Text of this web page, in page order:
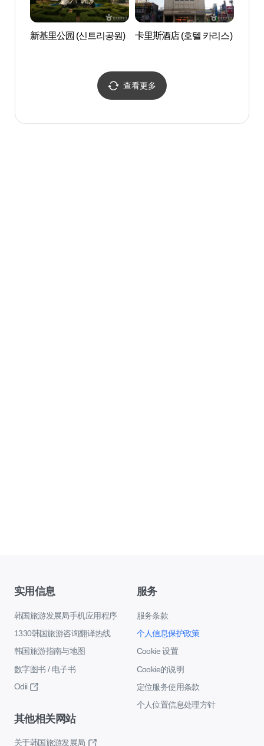
新基里公园 (신트리공원) 卡里斯酒店 (호텔 카리스)
查看更多
实用信息
韩国旅游发展局手机应用程序
1330韩国旅游咨询翻译热线
韩国旅游指南与地图
数字图书 / 电子书
Odii
服务
服务条款
个人信息保护政策
Cookie 设置
Cookie的说明
定位服务使用条款
个人位置信息处理方针
其他相关网站
关于韩国旅游发展局